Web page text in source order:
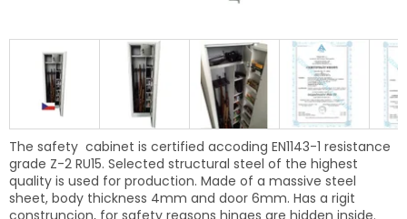
The safety cabinet is certified accoding EN1143-1 resistance
grade Z-2 RU15. Selected structural steel of the highest
quality is used for production. Made of a massive steel
sheet, body thickness 4mm and door 6mm. Has a rigit
construncion, for safety reasons hinges are hidden inside.